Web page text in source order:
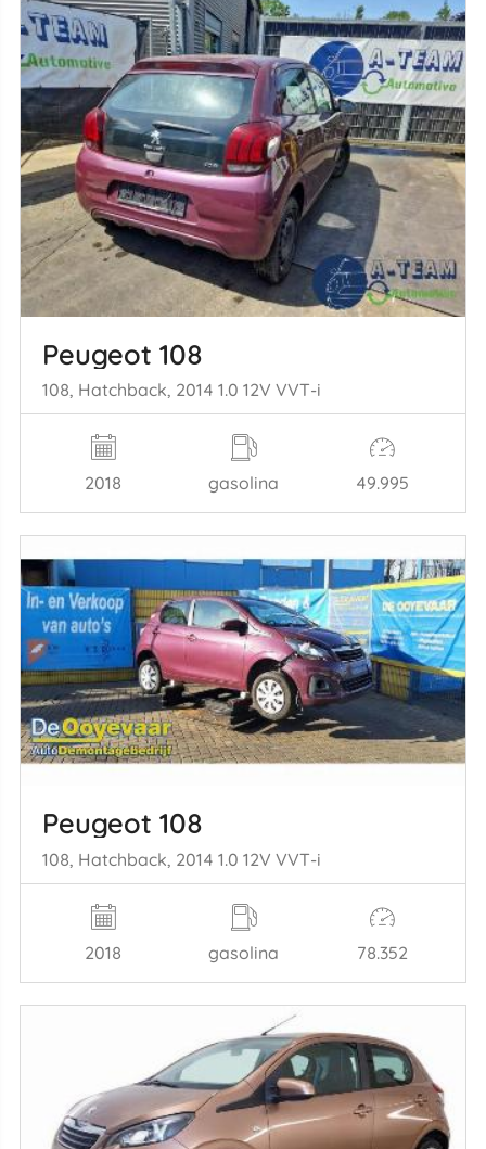
Peugeot 108
108, Hatchback, 2014 1.0 12V VVT-i
2018 gasolina 49.995
Peugeot 108
108, Hatchback, 2014 1.0 12V VVT-i
2018 gasolina 78.352